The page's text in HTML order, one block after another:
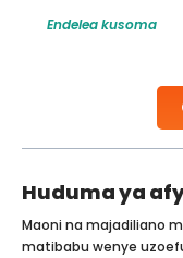
globe are
Studies, such as
Endelea kusoma
Huduma ya
Maoni na majadiliano
matibabu wenye